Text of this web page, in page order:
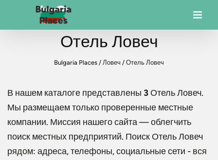
Отель Ловеч
Bulgaria Places / Ловеч / Отель Ловеч
В нашем каталоге представлены 3Отель Ловеч.
Мы размещаем только проверенные местные
компании. Миссия нашего сайта — облегчить
поиск местных предприятий. ПоискОтель Ловеч
рядом: адреса, телефоны, социальные сети - вся